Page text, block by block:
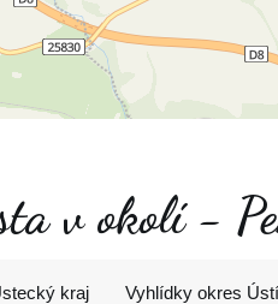
v okolí -
kraj Vyhlídky okres